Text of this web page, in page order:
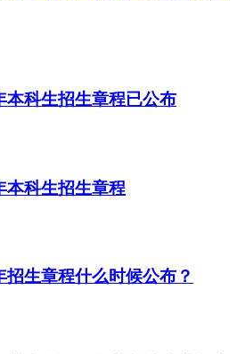
本科生招生章程已公布
本科生招生章程
生章程什么时候公布？